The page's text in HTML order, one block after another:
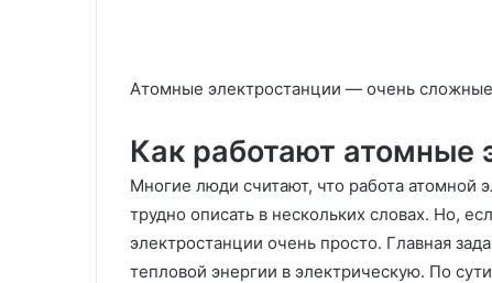
Атомные электростанции — очень
Как работают атомные
Многие люди считают, что работа
трудно описать в нескольких словах. Но,
электростанции очень просто. Главная
тепловой энергии в электрическую. По